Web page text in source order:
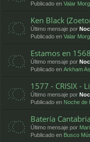
Publicado en Valar
Ken Black
Último mensaje por
Publicado en Valar
Estamos en
Último mensaje por
Publicado en Arkham
1577 - CRISIX -
Último mensaje por
Publicado en Noche de
Batería
Último mensaje por
Publicado en Busco